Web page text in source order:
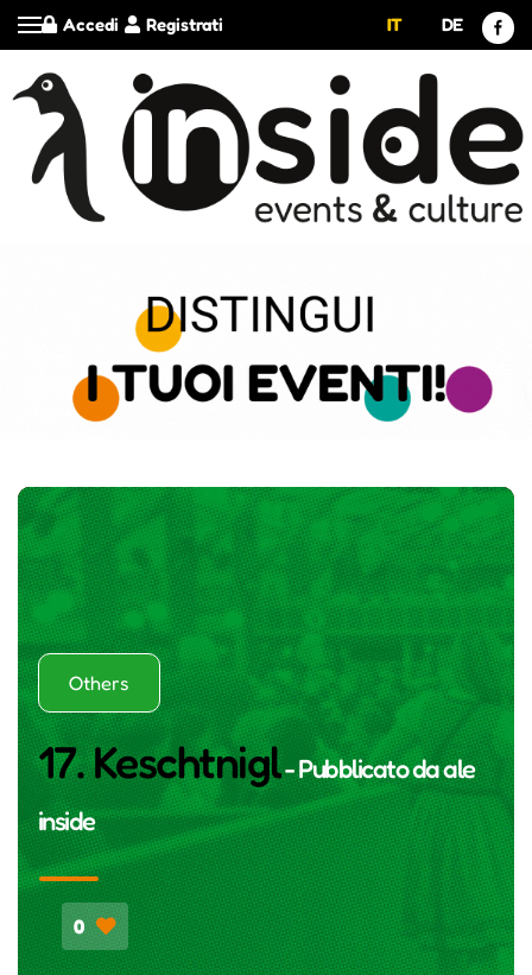
Registrati
Accedi IT DE
Others
17. Keschtnigl- Pubblicato daale
inside
0